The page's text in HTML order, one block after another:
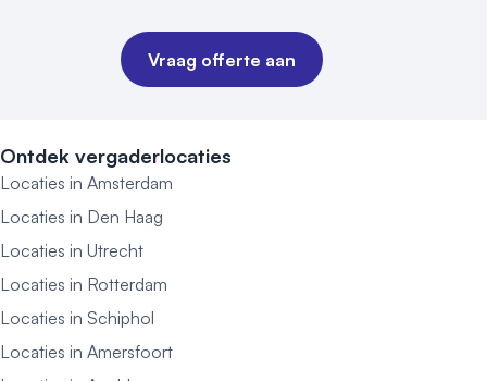
Vraag offerte aan
Ontdek vergaderlocaties
Locaties in Amsterdam
Locaties in Den Haag
Locaties in Utrecht
Locaties in Rotterdam
Locaties in Schiphol
Locaties in Amersfoort